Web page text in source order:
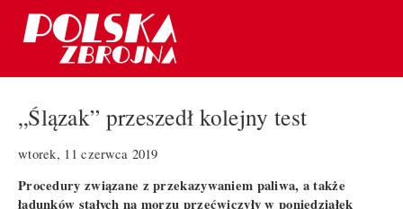
„Ślązak” przeszedł kolejny test
wtorek, 11 czerwca 2019
Procedury związane z przekazywaniem paliwa, a także
ładunków stałych na morzu przećwiczyły w poniedziałek